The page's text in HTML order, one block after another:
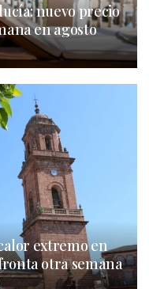
nuevo precio
en agosto
extremo en
otra semana